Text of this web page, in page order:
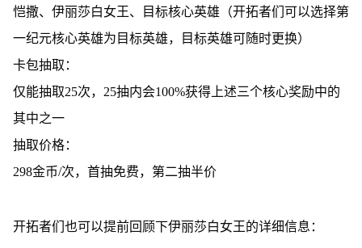
恺撒、伊丽莎白女王、目标核心英雄（开拓者们可以选择第
一纪元核心英雄为目标英雄，目标英雄可随时更换）
卡包抽取：
仅能抽取25次，25抽内会100%获得上述三个核心奖励中的
其中之一
抽取价格：
298金币/次，首抽免费，第二抽半价
开拓者们也可以提前回顾下伊丽莎白女王的详细信息：